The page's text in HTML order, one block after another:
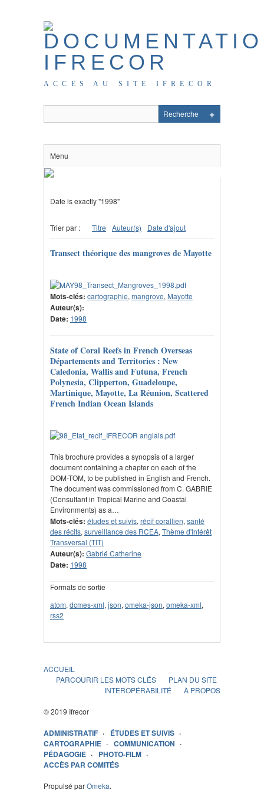
ACCES AU SITE IFRECOR
Menu
Date is exactly "1998"
Trier par : Titre Auteur(s) Date d'ajout
Transect théorique des mangroves de Mayotte
Mots-clés: cartographie, mangrove, Mayotte
Auteur(s):
Date: 1998
State of Coral Reefs in French Overseas
Départements and Territories : New
Caledonia, Wallis and Futuna, French
Polynesia, Clipperton, Guadeloupe,
Martinique, Mayotte, La Réunion, Scattered
French Indian Ocean Islands
This brochure provides a synopsis of a larger
document containing a chapter on each of the
DOM-TOM, to be published in English and French.
The document was commissioned from C. GABRIE
(Consultant in Tropical Marine and Coastal
Environments) as a…
Mots-clés: études et suivis, récif corallien, santé
des récifs, surveillance des RCEA, Thème d'Intérêt
Transversal (TIT)
Auteur(s): Gabrié Catherine
Date: 1998
Formats de sortie
atom, dcmes-xml, json, omeka-json, omeka-xml,
rss2
ACCUEIL
PARCOURIR LES MOTS CLÉS
PLAN DU SITE
INTEROPÉRABILITÉ
À PROPOS
© 2019 Ifrecor
ADMINISTRATIF
ÉTUDES ET SUIVIS
CARTOGRAPHIE
COMMUNICATION
PÉDAGOGIE
PHOTO-FILM
ACCÈS PAR COMITÉS
Propulsé parOmeka.